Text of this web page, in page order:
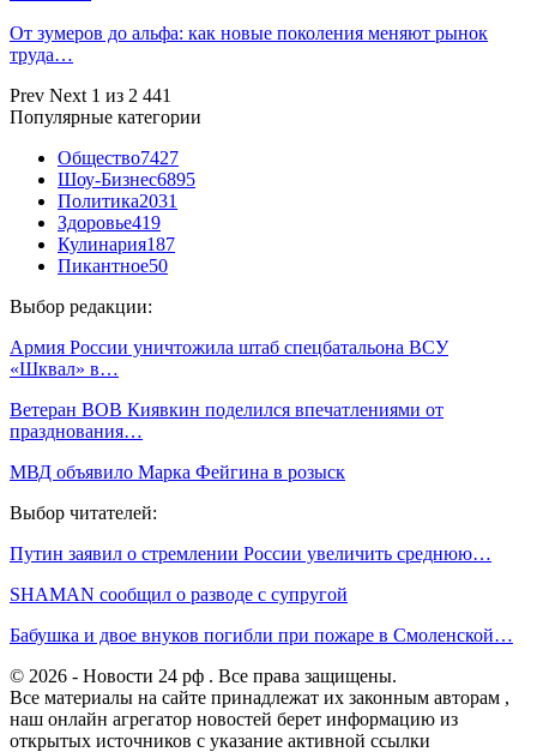
От зумеров до альфа: как новые поколения меняют рынок
труда…
Prev Next 1 из 2 441
Популярные категории
Общество7427
Шоу-Бизнес6895
Политика2031
Здоровье419
Кулинария187
Пикантное50
Выбор редакции:
Армия России уничтожила штаб спецбатальона ВСУ
«Шквал» в…
Ветеран ВОВ Киявкин поделился впечатлениями от
празднования…
МВД объявило Марка Фейгина в розыск
Выбор читателей:
Путин заявил о стремлении России увеличить среднюю…
SHAMAN сообщил о разводе с супругой
Бабушка и двое внуков погибли при пожаре в Смоленской…
© 2026 - Новости 24 рф . Все права защищены.
Все материалы на сайте принадлежат их законным авторам ,
наш онлайн агрегатор новостей берет информацию из
открытых источников с указание активной ссылки